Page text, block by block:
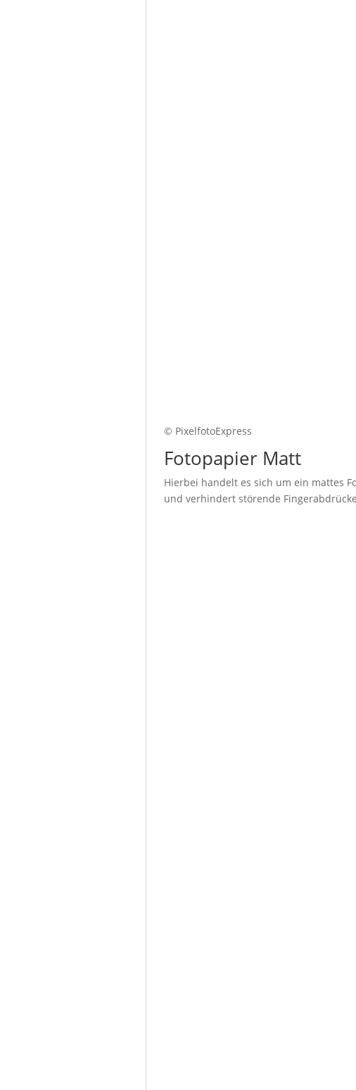
© PixelfotoExpress
Fotopapier Matt
Hierbei handelt es sich um ein mattes
und verhindert störende